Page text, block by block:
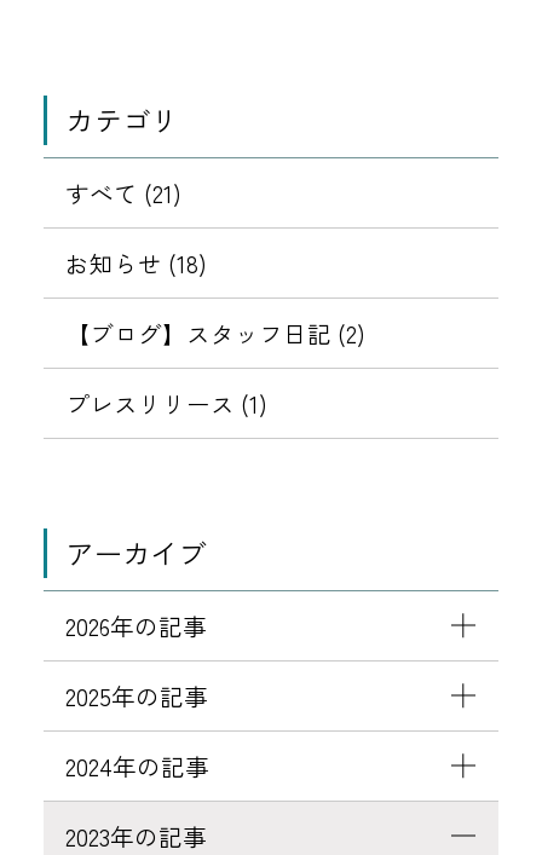
月
6
ズ
ラ
ブ
旧
員
典
イ
効
の
お
知
ら
せ
カテゴリ
すべて (21)
お知らせ (18)
【ブログ】スタッフ日記 (2)
プレスリリース (1)
アーカイブ
2026年の記事
2025年の記事
2024年の記事
2023年の記事